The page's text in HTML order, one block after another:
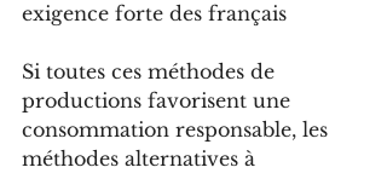
exigence forte des français
Si toutes ces méthodes de
productions favorisent une
consommation responsable, les
méthodes alternatives à